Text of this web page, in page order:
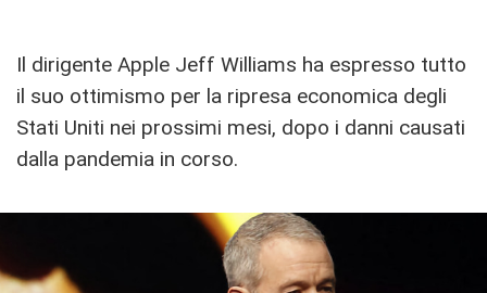
Il dirigente Apple Jeff Williams ha espresso tutto
il suo ottimismo per la ripresa economica degli
Stati Uniti nei prossimi mesi, dopo i danni causati
dalla pandemia in corso.